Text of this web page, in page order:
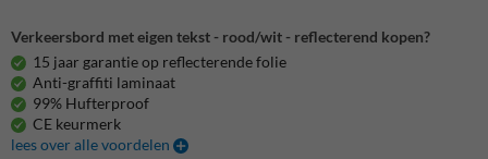
Verkeersbord met eigen tekst - rood/wit - reflecterend kopen?
15 jaar garantie op reflecterende folie
Anti-graffiti laminaat
99% Hufterproof
CE keurmerk
lees over alle voordelen